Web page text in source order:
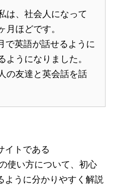
は、社会人になって
月ほどです。
で英語が話せるように
ようになりました。
の友達と英会話を話
イトである
使い方について、初心
ように分かりやすく解説